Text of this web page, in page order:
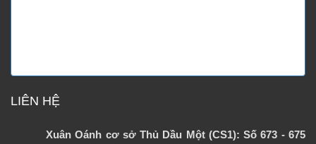
LIÊN HỆ
Xuân Oánh cơ sở Thủ Dầu Một (CS1): Số 673 - 675